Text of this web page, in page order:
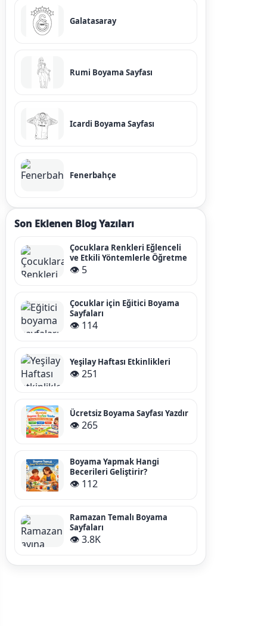
Galatasaray
Rumi Boyama Sayfası
Icardi Boyama Sayfası
Fenerbahçe
Son Eklenen Blog Yazıları
Çocuklara Renkleri Eğlenceli
ve Etkili Yöntemlerle Öğretme
👁️ 5
Çocuklar için Eğitici Boyama
Sayfaları
👁️ 114
Yeşilay Haftası Etkinlikleri
👁️ 251
Ücretsiz Boyama Sayfası Yazdır
👁️ 265
Boyama Yapmak Hangi
Becerileri Geliştirir?
👁️ 112
Ramazan Temalı Boyama
Sayfaları
👁️ 3.8K